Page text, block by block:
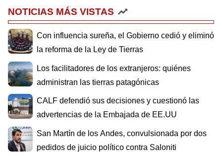
NOTICIAS MÁS VISTAS
Con influencia sureña, el Gobierno cedió y eliminó
la reforma de la Ley de Tierras
Los facilitadores de los extranjeros: quiénes
administran las tierras patagónicas
CALF defendió sus decisiones y cuestionó las
advertencias de la Embajada de EE.UU
San Martín de los Andes, convulsionada por dos
pedidos de juicio político contra Saloniti